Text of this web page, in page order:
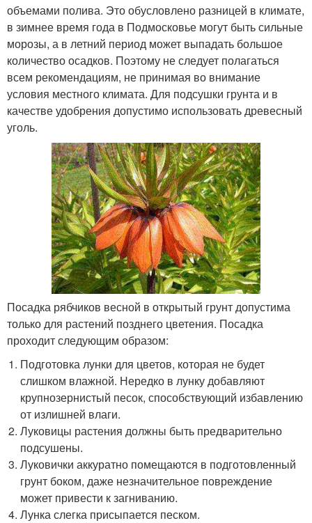
объемами полива. Это обусловлено разницей в климате,
в зимнее время года в Подмосковье могут быть сильные
морозы, а в летний период может выпадать большое
количество осадков. Поэтому не следует полагаться
всем рекомендациям, не принимая во внимание
условия местного климата. Для подсушки грунта и в
качестве удобрения допустимо использовать древесный
уголь.
Посадка рябчиков весной в открытый грунт допустима
только для растений позднего цветения. Посадка
проходит следующим образом:
Подготовка лунки для цветов, которая не будет
слишком влажной. Нередко в лунку добавляют
крупнозернистый песок, способствующий избавлению
от излишней влаги.
Луковицы растения должны быть предварительно
подсушены.
Луковички аккуратно помещаются в подготовленный
грунт боком, даже незначительное повреждение
может привести к загниванию.
Лунка слегка присыпается песком.